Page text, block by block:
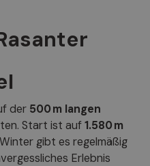
der 500 m langen
Start ist auf1.580 m
gibt es regelmäßig
Erlebnis